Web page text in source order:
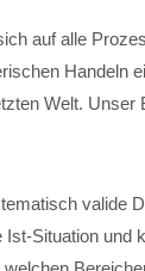
auf alle
Handeln
Welt.
valide
Situation und